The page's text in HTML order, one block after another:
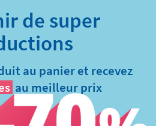
au panier et recevez
au meilleur prix